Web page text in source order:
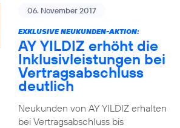
06. November 2017
EXKLUSIVE NEUKUNDEN-AKTION:
AY YILDIZ erhöht die
Inklusivleistungen bei
Vertragsabschluss
deutlich
Neukunden von AY YILDIZ erhalten
bei Vertragsabschluss bis